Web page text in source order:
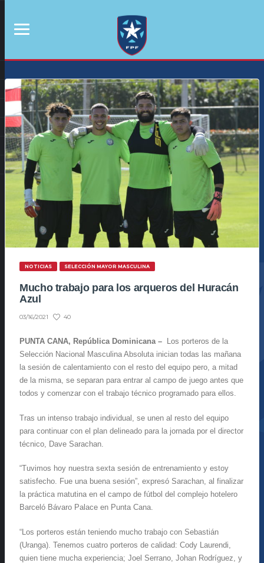
NOTICIAS SELECCIÓN MAYOR MASCULINA
Mucho trabajo para los arqueros del Huracán
Azul
03/16/2021 40
PUNTA CANA, República Dominicana – Los porteros de la
Selección Nacional Masculina Absoluta inician todas las mañana
la sesión de calentamiento con el resto del equipo pero, a mitad
de la misma, se separan para entrar al campo de juego antes que
todos y comenzar con el trabajo técnico programado para ellos.
Tras un intenso trabajo individual, se unen al resto del equipo
para continuar con el plan delineado para la jornada por el director
técnico, Dave Sarachan.
“Tuvimos hoy nuestra sexta sesión de entrenamiento y estoy
satisfecho. Fue una buena sesión”, expresó Sarachan, al finalizar
la práctica matutina en el campo de fútbol del complejo hotelero
Barceló Bávaro Palace en Punta Cana.
“Los porteros están teniendo mucho trabajo con Sebastián
(Uranga). Tenemos cuatro porteros de calidad: Cody Laurendi,
quien tiene mucha experiencia; Joel Serrano, Johan Rodríguez, y